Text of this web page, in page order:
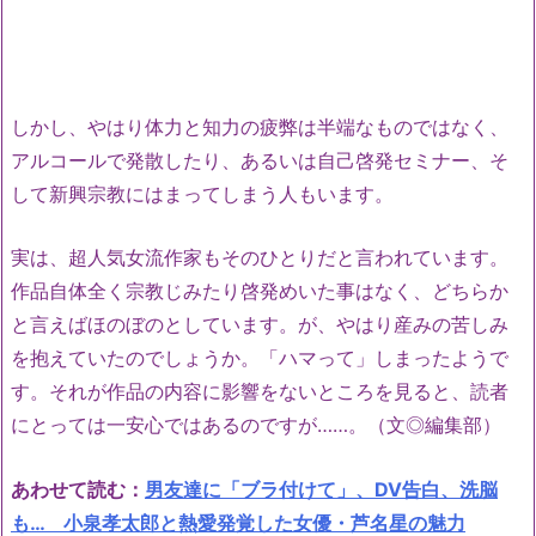
しかし、やはり体力と知力の疲弊は半端なものではなく、
アルコールで発散したり、あるいは自己啓発セミナー、そ
して新興宗教にはまってしまう人もいます。
実は、超人気女流作家もそのひとりだと言われています。
作品自体全く宗教じみたり啓発めいた事はなく、どちらか
と言えばほのぼのとしています。が、やはり産みの苦しみ
を抱えていたのでしょうか。「ハマって」しまったようで
す。それが作品の内容に影響をないところを見ると、読者
にとっては一安心ではあるのですが……。（文◎編集部）
あわせて読む： 男友達に「ブラ付けて」、DV告白、洗脳
も… 小泉孝太郎と熱愛発覚した女優・芦名星の魅力